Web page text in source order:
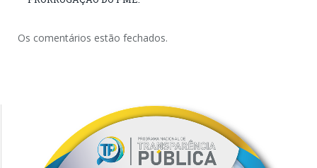
Os comentários estão fechados.